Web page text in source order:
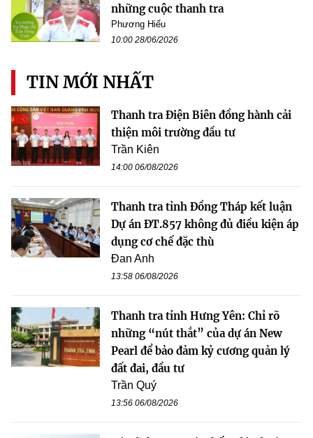
những cuộc thanh tra
Phương Hiếu
10:00 28/06/2026
TIN MỚI NHẤT
Thanh tra Điện Biên đồng hành cải
thiện môi trường đầu tư
Trần Kiên
14:00 06/08/2026
Thanh tra tỉnh Đồng Tháp kết luận
Dự án ĐT.857 không đủ điều kiện áp
dụng cơ chế đặc thù
Đan Anh
13:58 06/08/2026
Thanh tra tỉnh Hưng Yên: Chỉ rõ
những “nút thắt” của dự án New
Pearl để bảo đảm kỷ cương quản lý
đất đai, đầu tư
Trần Quý
13:56 06/08/2026